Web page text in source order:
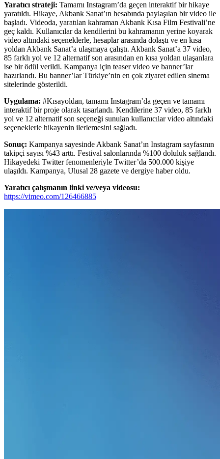
Yaratıcı strateji: Tamamı Instagram’da geçen interaktif bir hikaye
yaratıldı. Hikaye, Akbank Sanat’ın hesabında paylaşılan bir video ile
başladı. Videoda, yaratılan kahraman Akbank Kısa Film Festivali’ne
geç kaldı. Kullanıcılar da kendilerini bu kahramanın yerine koyarak
video altındaki seçeneklerle, hesaplar arasında dolaştı ve en kısa
yoldan Akbank Sanat’a ulaşmaya çalıştı. Akbank Sanat’a 37 video,
85 farklı yol ve 12 alternatif son arasından en kısa yoldan ulaşanlara
ise bir ödül verildi. Kampanya için teaser video ve banner’lar
hazırlandı. Bu banner’lar Türkiye’nin en çok ziyaret edilen sinema
sitelerinde gösterildi.
Uygulama: #Kısayoldan, tamamı Instagram’da geçen ve tamamı
interaktif bir proje olarak tasarlandı. Kendilerine 37 video, 85 farklı
yol ve 12 alternatif son seçeneği sunulan kullanıcılar video altındaki
seçeneklerle hikayenin ilerlemesini sağladı.
Sonuç: Kampanya sayesinde Akbank Sanat’ın Instagram sayfasının
takipçi sayısı %43 arttı. Festival salonlarında %100 doluluk sağlandı.
Hikayedeki Twitter fenomenleriyle Twitter’da 500.000 kişiye
ulaşıldı. Kampanya, Ulusal 28 gazete ve dergiye haber oldu.
Yaratıcı çalışmanın linki ve/veya videosu:
https://vimeo.com/126466885